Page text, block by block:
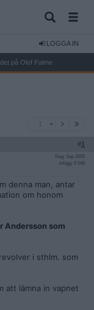
LOGGA IN
på Olof Palme
#1
Reg: Sep 2005
Inlägg: 9 548
denna man, antar
om honom
Andersson som
i sthlm. som
att lämna in vapnet